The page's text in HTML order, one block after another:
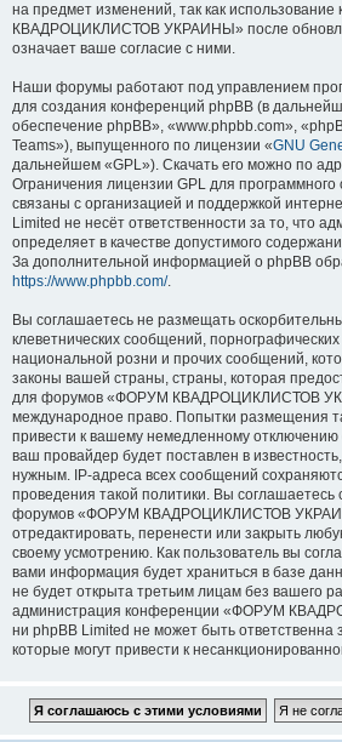
на предмет изменений, так как
КВАДРОЦИКЛИСТОВ УКРАИНЫ» после
означает ваше согласие с ними.
Наши форумы работают под управлением
для создания конференций phpBB (в
обеспечение phpBB», «www.phpbb.com»,
Teams»), выпущенного по лицензии «GNU
дальнейшем «GPL»). Скачать его можно по
Ограничения лицензии GPL для программного
связаны с организацией и поддержкой
Limited не несёт ответственности за то, что
определяет в качестве допустимого
За дополнительной информацией о phpBB
https://www.phpbb.com/.
Вы соглашаетесь не размещать
клеветнических сообщений,
национальной розни и прочих сообщений,
законы вашей страны, страны, которая
для форумов «ФОРУМ КВАДРОЦИКЛИСТОВ
международное право. Попытки размещения
привести к вашему немедленному
ваш провайдер будет поставлен в
нужным. IP-адреса всех сообщений
проведения такой политики. Вы соглашаетесь
форумов «ФОРУМ КВАДРОЦИКЛИСТОВ
отредактировать, перенести или закрыть
своему усмотрению. Как пользователь вы
вами информация будет храниться в базе
не будет открыта третьим лицам без вашего
администрация конференции «ФОРУМ
ни phpBB Limited не может быть ответственна
которые могут привести к